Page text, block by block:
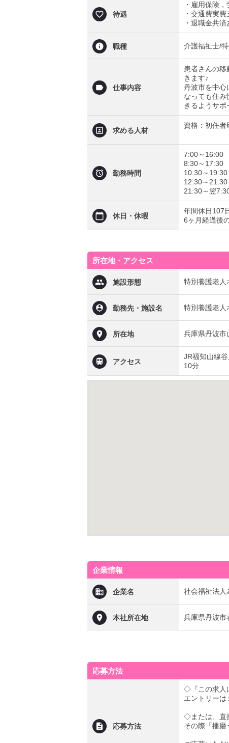
待遇
・雇用保険
・交通費実
・退職金共済
職種 介護福祉士/
仕事内容
患者さんの
きます♪
丹波市を中心
なっても住み
きるようサポ
求める人材
資格：初任者
勤務時間
7:00～16:00
8:30～17:30
10:30～19:30
12:30～21:30
21:30～翌
休日・休暇
年間休日107
6ヶ月経過後
所在地・アクセス
施設形態 特別養護老人
勤務先・施設名 特別養護老人
所在地 兵庫県丹波市
アクセス
JR福知山線
10分
企業情報
企業名 社会福祉法人
本社所在地 兵庫県丹波市
応募方法
応募方法
◇『この求人
エントリーは
◇または、直
その際「播磨